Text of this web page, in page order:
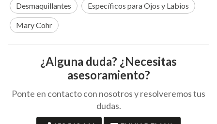
Desmaquillantes
Específicos para Ojos y Labios
Mary Cohr
¿Alguna duda? ¿Necesitas
asesoramiento?
Ponte en contacto con nosotros y resolveremos tus
dudas.